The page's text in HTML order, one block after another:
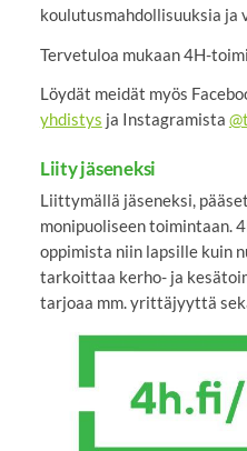
koulutusmahdollisuuksia
Tervetuloa mukaan 4H-
Löydät meidät myös
yhdistys ja Instagramista
Liity jäseneksi
Liittymällä jäseneksi,
monipuoliseen toimintaan.
oppimista niin lapsille kuin
tarkoittaa kerho- ja
tarjoaa mm. yrittäjyyttä